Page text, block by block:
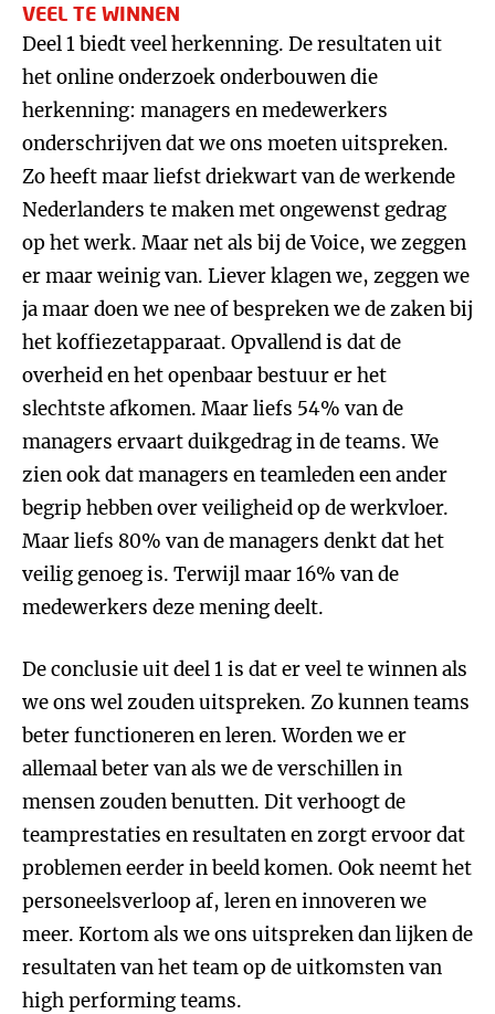
VEEL TE WINNEN
Deel 1 biedt veel herkenning. De resultaten uit
het online onderzoek onderbouwen die
herkenning: managers en medewerkers
onderschrijven dat we ons moeten uitspreken.
Zo heeft maar liefst driekwart van de werkende
Nederlanders te maken met ongewenst gedrag
op het werk. Maar net als bij de Voice, we zeggen
er maar weinig van. Liever klagen we, zeggen we
ja maar doen we nee of bespreken we de zaken bij
het koffiezetapparaat. Opvallend is dat de
overheid en het openbaar bestuur er het
slechtste afkomen. Maar liefs 54% van de
managers ervaart duikgedrag in de teams. We
zien ook dat managers en teamleden een ander
begrip hebben over veiligheid op de werkvloer.
Maar liefs 80% van de managers denkt dat het
veilig genoeg is. Terwijl maar 16% van de
medewerkers deze mening deelt.
De conclusie uit deel 1 is dat er veel te winnen als
we ons wel zouden uitspreken. Zo kunnen teams
beter functioneren en leren. Worden we er
allemaal beter van als we de verschillen in
mensen zouden benutten. Dit verhoogt de
teamprestaties en resultaten en zorgt ervoor dat
problemen eerder in beeld komen. Ook neemt het
personeelsverloop af, leren en innoveren we
meer. Kortom als we ons uitspreken dan lijken de
resultaten van het team op de uitkomsten van
high performing teams.